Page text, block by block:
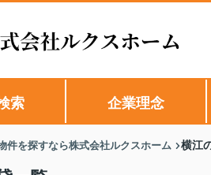
索 企業理念
件を探すなら株式会社ルクスホーム 横江